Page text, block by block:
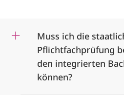
Muss ich die
Pflichtfachprüfung
den integrierten
können?